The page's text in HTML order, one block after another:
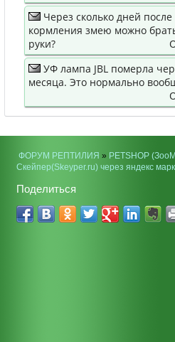
Через сколько дней после
кормления змею можно
руки?
УФ лампа JBL померла
месяца. Это нормально
ФОРУМ РЕПТИЛИЯ » PETSHOP
Скейпер(Skeyper.ru) через яндекс
Поделиться